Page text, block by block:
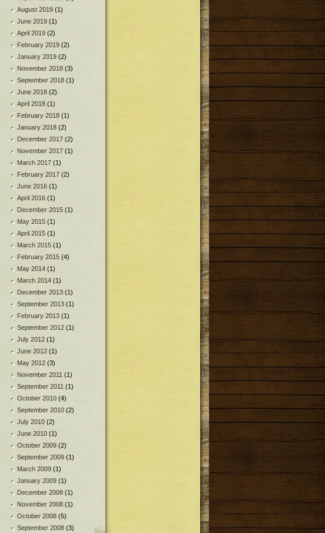
August 2019 (1)
June 2019 (1)
April 2019 (2)
February 2019 (2)
January 2019 (2)
November 2018 (3)
September 2018 (1)
June 2018 (2)
April 2018 (1)
February 2018 (1)
January 2018 (2)
December 2017 (2)
November 2017 (1)
March 2017 (1)
February 2017 (2)
June 2016 (1)
April 2016 (1)
December 2015 (1)
May 2015 (1)
April 2015 (1)
March 2015 (1)
February 2015 (4)
May 2014 (1)
March 2014 (1)
December 2013 (1)
September 2013 (1)
February 2013 (1)
September 2012 (1)
July 2012 (1)
June 2012 (1)
May 2012 (3)
November 2011 (1)
September 2011 (1)
October 2010 (4)
September 2010 (2)
July 2010 (2)
June 2010 (1)
October 2009 (2)
September 2009 (1)
March 2009 (1)
January 2009 (1)
December 2008 (1)
November 2008 (1)
October 2008 (5)
September 2008 (3)